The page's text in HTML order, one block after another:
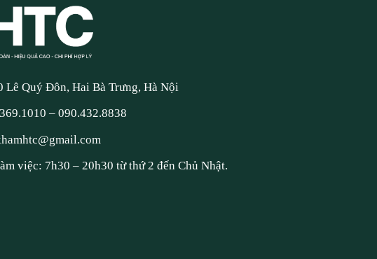
Lê Quý Đôn, Hai Bà Trưng, Hà Nội
–090.432.8838
việc: 7h30 – 20h30 từ thứ 2 đến Chủ Nhật.